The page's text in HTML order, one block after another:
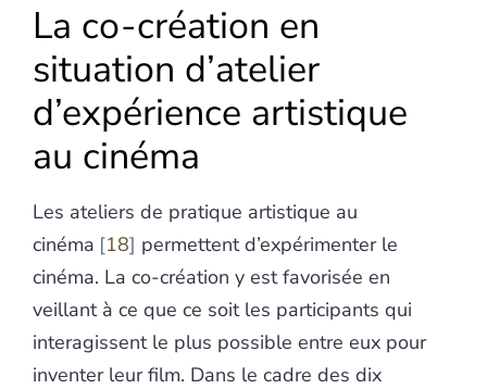
La co-création en
situation d’atelier
d’expérience artistique
au cinéma
Les ateliers de pratique artistique au
cinéma 18 permettent d’expérimenter le
cinéma. La co-création y est favorisée en
veillant à ce que ce soit les participants qui
interagissent le plus possible entre eux pour
inventer leur film. Dans le cadre des dix